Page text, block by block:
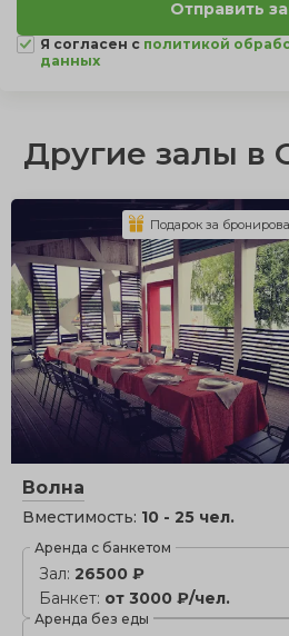
Я согласен с политикой
данных
Другие залы в
Волна
Вместимость: 10 - 25 чел.
Аренда с банкетом
Зал: 26500 ₽
Банкет: от 3000 ₽/чел.
Аренда без еды
Подарок за